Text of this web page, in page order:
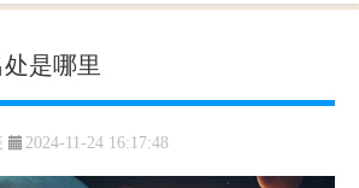
是哪里
2024-11-24 16:17:48